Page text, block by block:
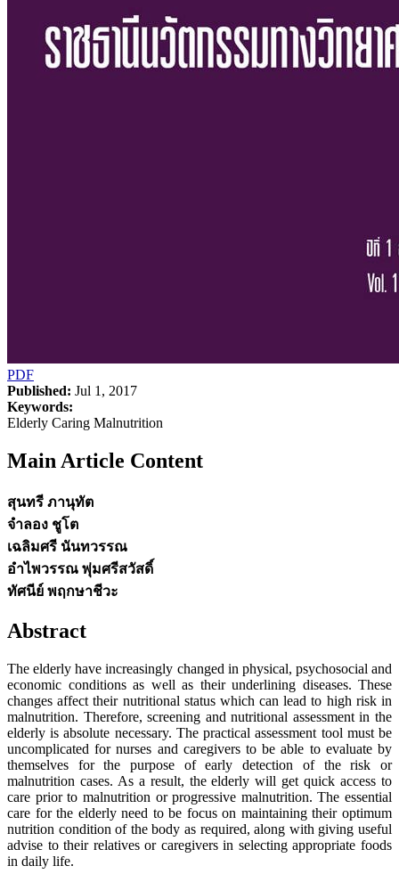
PDF
Published: Jul 1, 2017
Keywords:
Elderly Caring Malnutrition
Main Article Content
สุนทรี ภานุทัต
จำลอง ชูโต
เฉลิมศรี นันทวรรณ
อำไพวรรณ พุ่มศรีสวัสดิ์
ทัศนีย์ พฤกษาชีวะ
Abstract
The elderly have increasingly changed in physical, psychosocial and
economic conditions as well as their underlining diseases. These
changes affect their nutritional status which can lead to high risk in
malnutrition. Therefore, screening and nutritional assessment in the
elderly is absolute necessary. The practical assessment tool must be
uncomplicated for nurses and caregivers to be able to evaluate by
themselves for the purpose of early detection of the risk or
malnutrition cases. As a result, the elderly will get quick access to
care prior to malnutrition or progressive malnutrition. The essential
care for the elderly need to be focus on maintaining their optimum
nutrition condition of the body as required, along with giving useful
advise to their relatives or caregivers in selecting appropriate foods
in daily life.